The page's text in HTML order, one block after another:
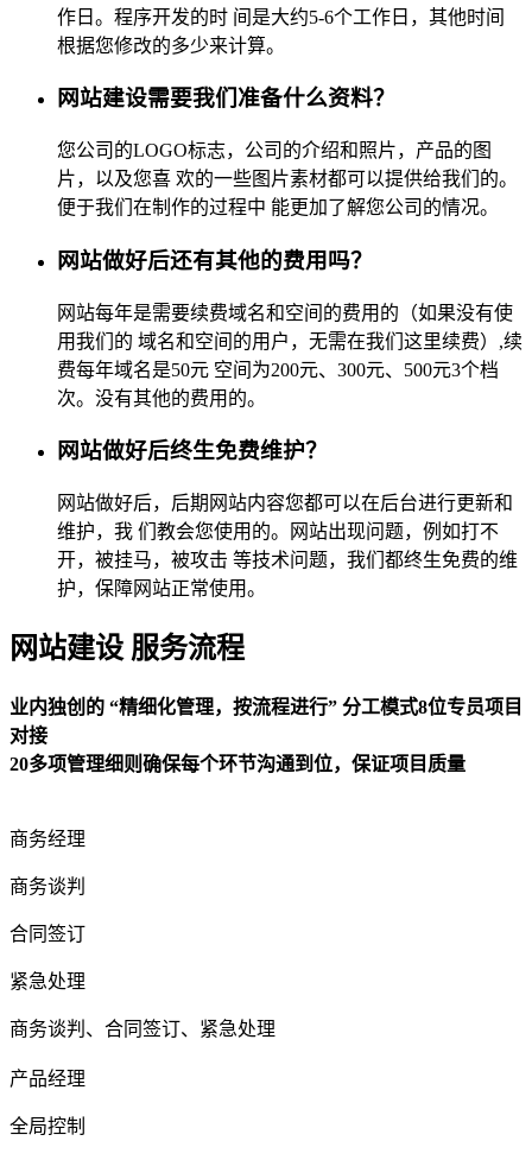
作日。程序开发的时 间是大约5-6个工作日，其他时间
根据您修改的多少来计算。
网站建设需要我们准备什么资料？
您公司的LOGO标志，公司的介绍和照片，产品的图
片，以及您喜 欢的一些图片素材都可以提供给我们的。
便于我们在制作的过程中 能更加了解您公司的情况。
网站做好后还有其他的费用吗？
网站每年是需要续费域名和空间的费用的（如果没有使
用我们的 域名和空间的用户，无需在我们这里续费）,续
费每年域名是50元 空间为200元、300元、500元3个档
次。没有其他的费用的。
网站做好后终生免费维护？
网站做好后，后期网站内容您都可以在后台进行更新和
维护，我 们教会您使用的。网站出现问题，例如打不
开，被挂马，被攻击 等技术问题，我们都终生免费的维
护，保障网站正常使用。
网站建设 服务流程
业内独创的 “精细化管理，按流程进行” 分工模式8位专员项目
对接
20多项管理细则确保每个环节沟通到位，保证项目质量
商务经理
商务谈判
合同签订
紧急处理
商务谈判、合同签订、紧急处理
产品经理
全局控制